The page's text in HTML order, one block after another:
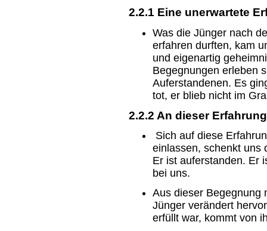
2.2.1 Eine unerwartete
Was die Jünger nach
erfahren durften, kam
und eigenartig
Begegnungen erleben
Auferstandenen. Es
tot, er blieb nicht im
2.2.2 An dieser
Sich auf diese
einlassen, schenkt uns
Er ist auferstanden. Er
bei uns.
Aus dieser Begegnung
Jünger verändert
erfüllt war, kommt von